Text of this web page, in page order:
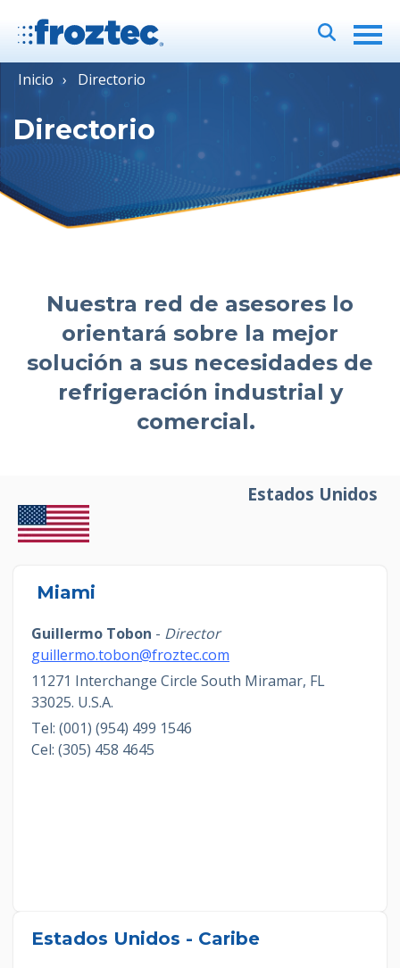
Inicio Directorio
Directorio
Nuestra red de asesores lo
orientará sobre la mejor
solución a sus necesidades de
refrigeración industrial y
comercial.
Estados Unidos
Miami
Guillermo Tobon - Director
guillermo.tobon@froztec.com
11271 Interchange Circle South Miramar, FL
33025. U.S.A.
Tel: (001) (954) 499 1546
Cel: (305) 458 4645
Estados Unidos - Caribe